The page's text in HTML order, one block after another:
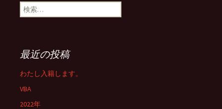
検
索:
最近の投稿
わたし入籍します。
VBA
2022年